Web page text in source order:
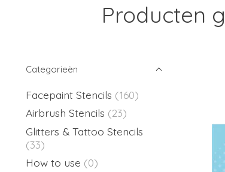
Producten
Categorieën
Facepaint Stencils (160)
Airbrush Stencils (23)
Glitters & Tattoo Stencils
(33)
How to use (0)